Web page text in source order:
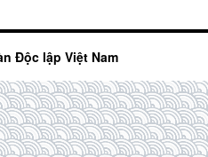
Độc lập Việt Nam